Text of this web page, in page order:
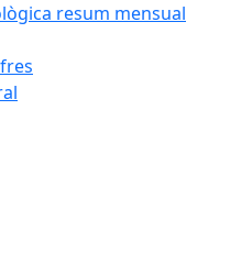
resum mensual